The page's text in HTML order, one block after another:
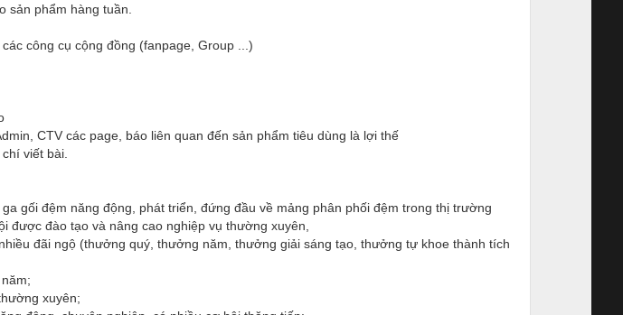
sản phẩm hàng tuần.
công cụ cộng đồng (fanpage, Group ...)
CTV các page, báo liên quan đến sản phẩm tiêu dùng là lợi thế
viết bài.
gối đệm năng động, phát triển, đứng đầu về mảng phân phối đệm trong thị trường
được đào tạo và nâng cao nghiệp vụ thường xuyên,
đãi ngộ (thưởng quý, thưởng năm, thưởng giải sáng tạo, thưởng tự khoe thành tích
xuyên;